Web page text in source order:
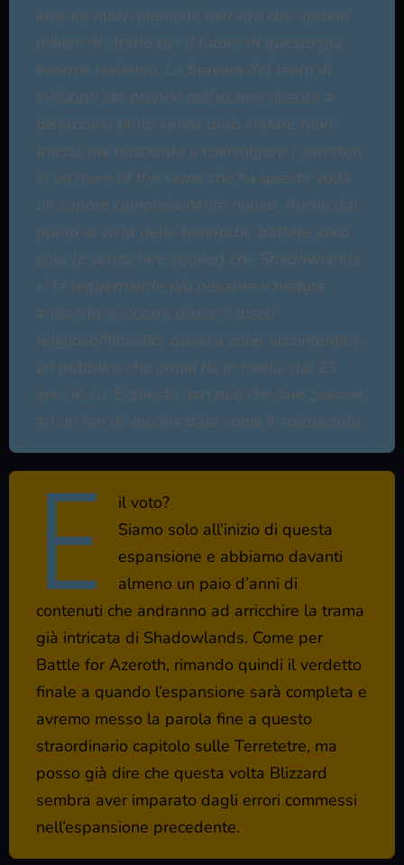
inserire nuovi elementi narrativi che aprono
milioni di strade per il futuro di questo già
enorme universo. La bravura del team di
sviluppo sta proprio nell’essere riuscito a
distaccarsi tanto senza però andare fuori
traccia ma riuscendo a coinvolgere i giocatori
in un more of the same che ha questa volta
un sapore completamente nuovo. Anche dal
punto di vista delle tematiche trattate, dico
solo (e senza fare spoiler) che Shadowlands
si fa leggermente più pesante e matura
andando a toccare discorsi quasi
religioso/filosofici, quasi a voler accontentare
un pubblico che ormai ha in media dai 25
anni in sù. E questo non può che fare piacere
ad un fan di vecchia data come il sottoscritto.
E
il voto?
Siamo solo all’inizio di questa
espansione e abbiamo davanti
almeno un paio d’anni di
contenuti che andranno ad arricchire la trama
già intricata di Shadowlands. Come per
Battle for Azeroth, rimando quindi il verdetto
finale a quando l’espansione sarà completa e
avremo messo la parola fine a questo
straordinario capitolo sulle Terretetre, ma
posso già dire che questa volta Blizzard
sembra aver imparato dagli errori commessi
nell’espansione precedente.